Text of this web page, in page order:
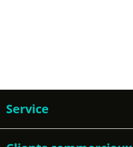
Service